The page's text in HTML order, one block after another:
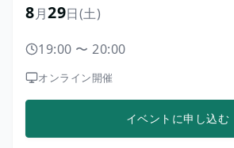
8月29日(土)
19:00 〜 20:00
オンライン開催
イベントに申し込む